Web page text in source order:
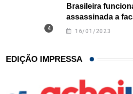
Brasileira
assassinada a
16/01/2023
EDIÇÃO IMPRESSA